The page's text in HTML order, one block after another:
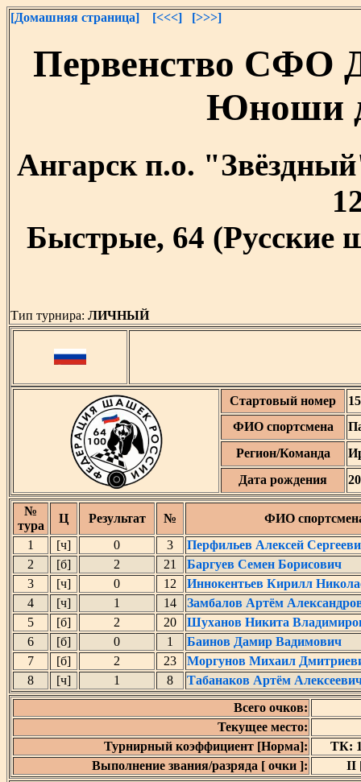
[Домашняя страница] [<<<] [>>>]
Первенство СФО
Юноши
Ангарск п.о.
Быстрые, 64 (Русские
Тип турнира: ЛИЧНЫЙ
Стартовый номер
15
ФИО спортсмена
Регион/Команда
Дата рождения
№
тура
Ц Результат №
ФИО
1
[ч] 0 3
Перфильев Алексей
2
[б] 2 21
Баргуев Семен Борисович
3
[ч] 0 12
Иннокентьев Кирилл
4
[ч] 1 14
Замбалов Артём
5
[б] 2 20
Шуханов Никита
6
[б] 0 1
Баинов Дамир Вадимович
7
[б] 2 23
Моргунов Михаил
8
[ч] 1 8
Табанаков Артём
Всего очков:
Текущее место:
Турнирный коэффициент [Норма]:
ТК:
Выполнение звания/разряда [ очки ]:
II